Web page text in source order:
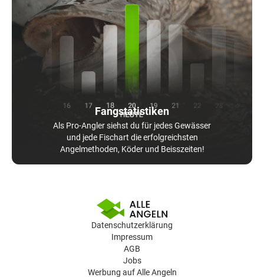
Fangstatistiken
Als Pro-Angler siehst du für jedes Gewässer
und jede Fischart die erfolgreichsten
Angelmethoden, Köder und Beisszeiten!
Datenschutzerklärung
Impressum
AGB
Jobs
Werbung auf Alle Angeln